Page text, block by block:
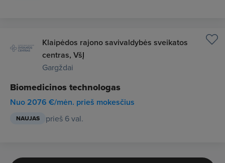
Klaipėdos rajono savivaldybės sveikatos
centras, VšĮ
Gargždai
Biomedicinos technologas
Nuo 2076 €/mėn. prieš mokesčius
NAUJAS prieš 6 val.